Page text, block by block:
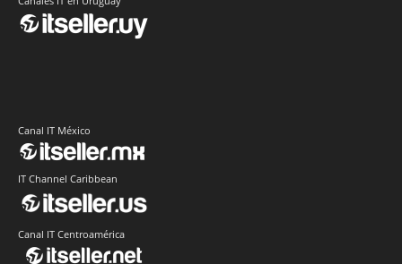
Canal IT México
IT Channel Caribbean
Canal IT Centroamérica